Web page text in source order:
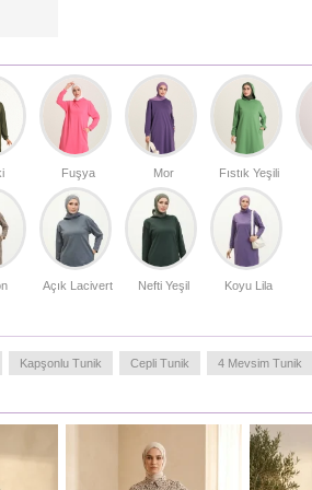
MANKENIMIZIN ÖLÇÜLERI :
BASEN : 98, BEL GÖĞÜS : 90,
Fuşya Mor Fıstık Yeşili
Açık Lacivert Nefti Yeşil Koyu Lila
Kapşonlu Tunik Cepli Tunik 4 Mevsim Tunik